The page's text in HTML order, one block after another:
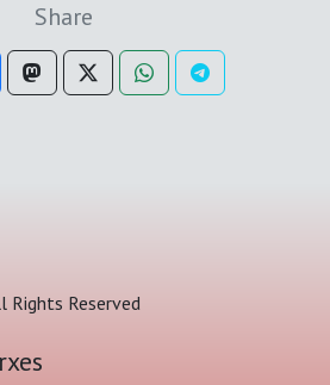
Share
Rights Reserved